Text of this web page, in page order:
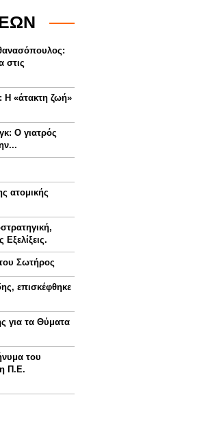
στις
Η «άτακτη ζωή»
Ο γιατρός
ατομικής
Εξελίξεις.
Σωτήρος
επισκέφθηκε
για τα Θύματα
του
Π.Ε.